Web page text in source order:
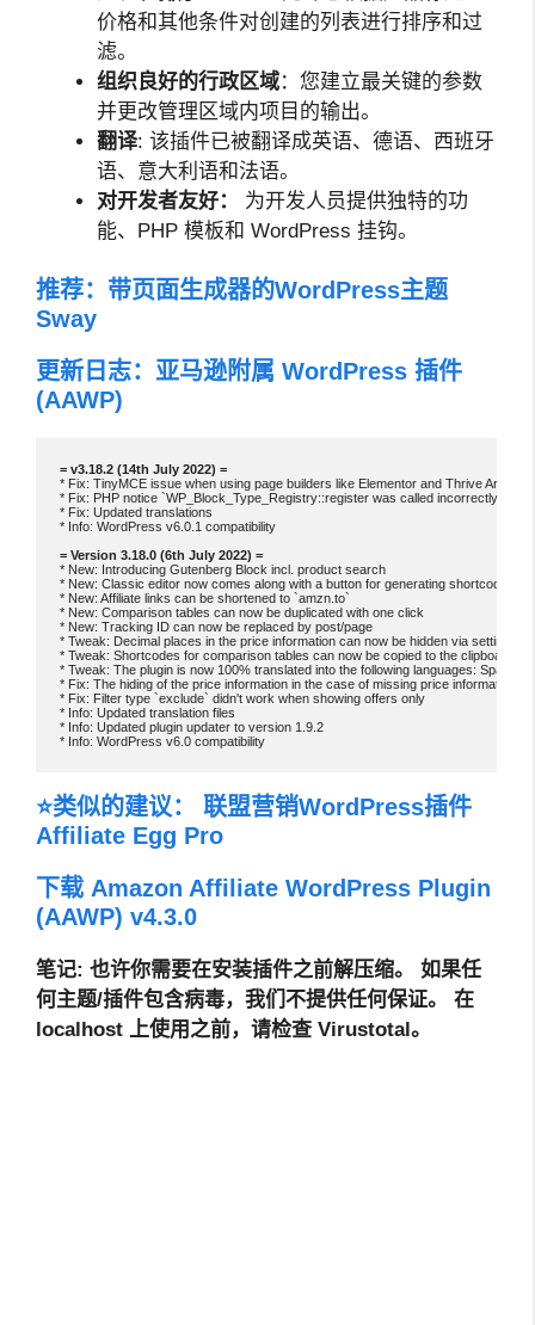
价格和其他条件对创建的列表进行排序和过
滤。
组织良好的行政区域：您建立最关键的参数
并更改管理区域内项目的输出。
翻译: 该插件已被翻译成英语、德语、西班牙
语、意大利语和法语。
对开发者友好：
为开发人员提供独特的功
能、PHP 模板和 WordPress 挂钩。
推荐： 带页面生成器的WordPress主题
Sway
更新日志：亚马逊附属 WordPress 插件
(AAWP)
* Fix: TinyMCE issue when using page builders like Elementor and Thrive Architect
* Fix: PHP notice `WP_Block_Type_Registry::register was called incorrectly`
* Fix: Updated translations
* Info: WordPress v6.0.1 compatibility
* New: Introducing Gutenberg Block incl. product search
* New: Classic editor now comes along with a button for generating shortcodes
* New: Affiliate links can be shortened to `amzn.to`
* New: Comparison tables can now be duplicated with one click
* New: Tracking ID can now be replaced by post/page
* Tweak: Decimal places in the price information can now be hidden via settings
* Tweak: Shortcodes for comparison tables can now be copied to the clipboard
* Tweak: The plugin is now 100% translated into the following languages: Spanish,
* Fix: The hiding of the price information in the case of missing price information,
* Fix: Filter type `exclude` didn't work when showing offers only
* Info: Updated translation files
* Info: Updated plugin updater to version 1.9.2
⭐类似的建议： 联盟营销WordPress插件
Affiliate Egg Pro
下载 Amazon Affiliate WordPress Plugin
(AAWP) v4.3.0
笔记: 也许你需要在安装插件之前解压缩。 如果任
何主题/插件包含病毒，我们不提供任何保证。 在
localhost 上使用之前，请检查 Virustotal。